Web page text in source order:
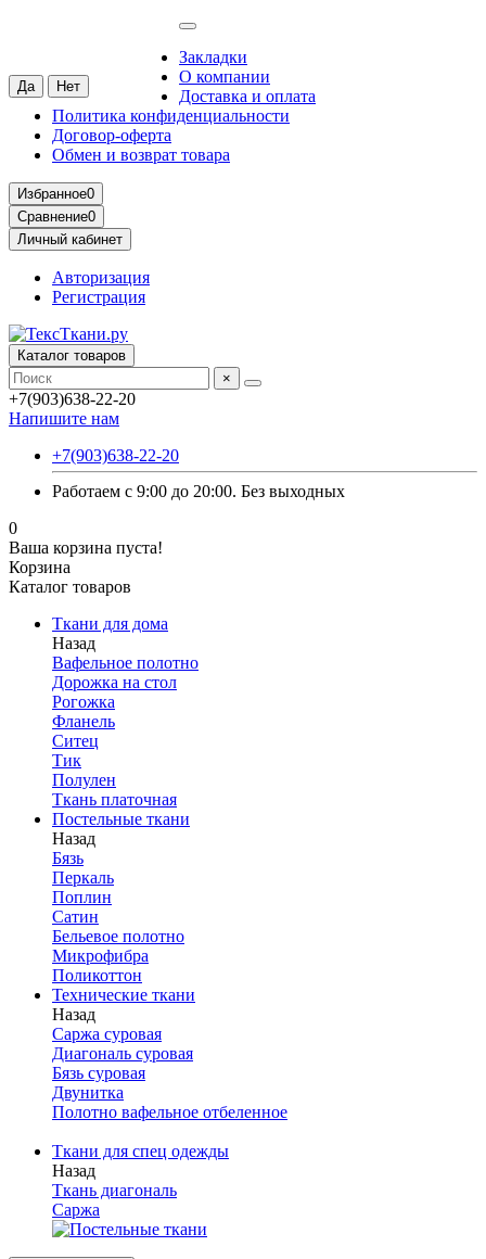
Закладки
О компании
Доставка и оплата
Политика конфиденциальности
Договор-оферта
Обмен и возврат товара
Избранное0
Сравнение0
Личный кабинет
Авторизация
Регистрация
Каталог товаров
×
+7(903)638-22-20
Напишите нам
+7(903)638-22-20
Работаем с 9:00 до 20:00. Без выходных
0
Ваша корзина пуста!
Корзина
Каталог товаров
Ткани для дома
Назад
Вафельное полотно
Дорожка на стол
Рогожка
Фланель
Ситец
Тик
Полулен
Ткань платочная
Постельные ткани
Назад
Бязь
Перкаль
Поплин
Сатин
Бельевое полотно
Микрофибра
Поликоттон
Технические ткани
Назад
Саржа суровая
Диагональ суровая
Бязь суровая
Двунитка
Полотно вафельное отбеленное
Ткани для спец одежды
Назад
Ткань диагональ
Саржа